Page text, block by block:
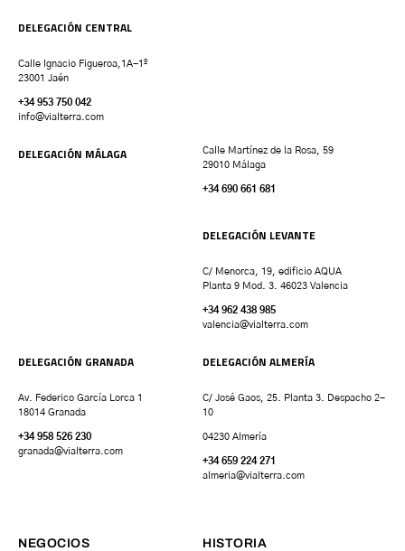
DELEGACIÓN CENTRAL
Calle Ignacio Figueroa,1A-1º
23001 Jaén
+34 953 750 042
info@vialterra.com
DELEGACIÓN MÁLAGA
Calle Martínez de la Rosa, 59
29010 Málaga
+34 690 661 681
DELEGACIÓN LEVANTE
C/ Menorca, 19, edificio AQUA
Planta 9 Mod. 3. 46023 Valencia
+34 962 438 985
valencia@vialterra.com
DELEGACIÓN GRANADA
Av. Federico García Lorca 1
18014 Granada
+34 958 526 230
granada@vialterra.com
DELEGACIÓN ALMERÍA
C/ José Gaos, 25. Planta 3. Despacho 2-
10
04230 Almería
+34 659 224 271
almeria@vialterra.com
NEGOCIOS HISTORIA